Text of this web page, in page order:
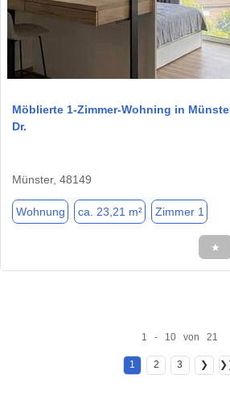
Möblierte 1-Zimmer-Wohning in
Dr.
Münster, 48149
Wohnung ca. 23,21 m² Zimmer 1
★
1 - 10 von 21
1 2 3 ❯